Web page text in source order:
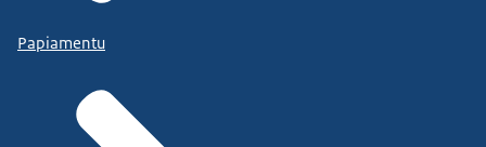
Papiamentu